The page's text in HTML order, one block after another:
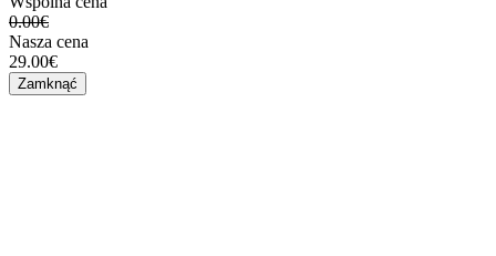
0.00€
Nasza cena
29.00€
Zamknąć